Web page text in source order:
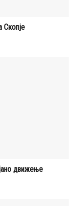
Скопје
движење